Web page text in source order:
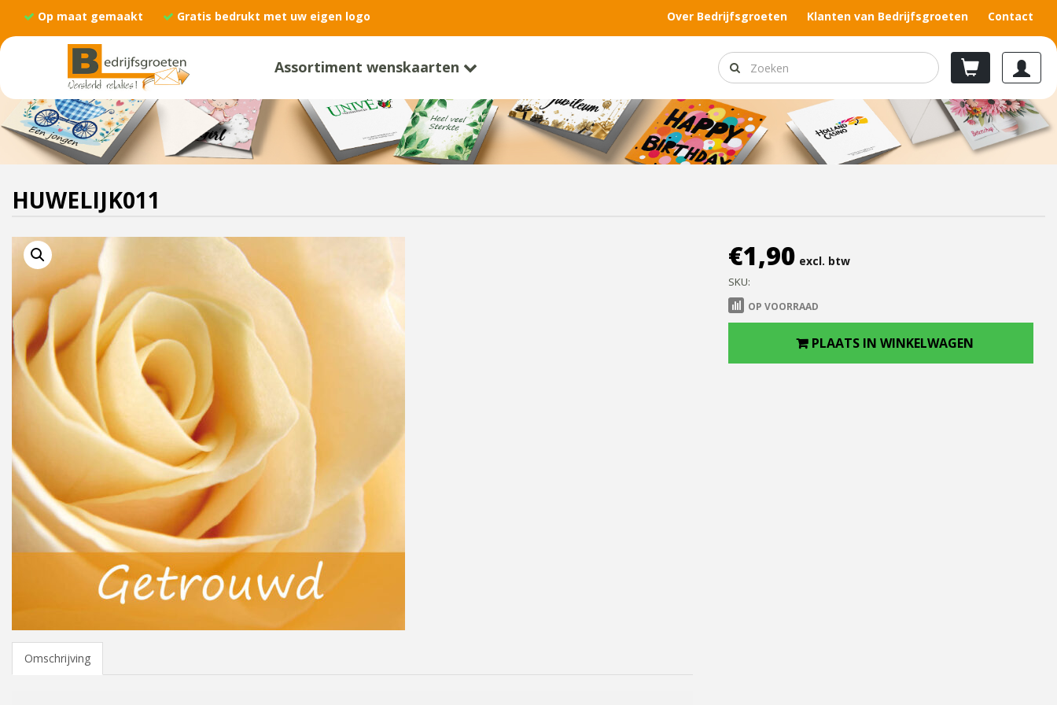
Op maat gemaakt Gratis bedrukt met uw eigen logo Contact
Klanten van Bedrijfsgroeten
Over Bedrijfsgroeten
Assortiment wenskaarten
HUWELIJK011
€1,90 excl. btw
SKU:
OP VOORRAAD
PLAATS IN WINKELWAGEN
Omschrijving